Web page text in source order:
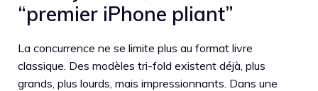
“premier iPhone pliant”
La concurrence ne se limite plus au format livre
classique. Des modèles tri-fold existent déjà, plus
grands, plus lourds, mais impressionnants. Dans une